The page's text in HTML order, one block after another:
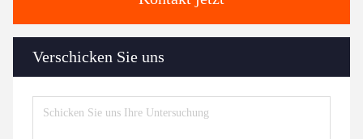
Verschicken Sie uns